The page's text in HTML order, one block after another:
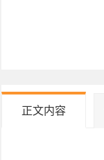
正文内容